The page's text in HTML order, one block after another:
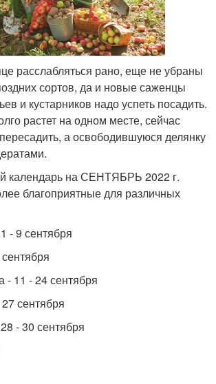
расслабляться рано, еще не убраны
сортов, да и новые саженцы
и кустарников надо успеть посадить.
растет на одном месте, сейчас
а освободившуюся делянку
календарь на СЕНТЯБРЬ 2022 г.
благоприятные для различных
- 9 сентября
11 - 24 сентября
сентября
- 30 сентября